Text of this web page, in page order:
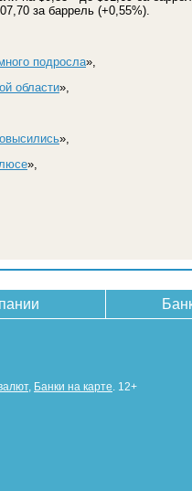
за баррель (+0,55%).
подросла»,
области»,
»,
»,
, Банки на карте . 12+